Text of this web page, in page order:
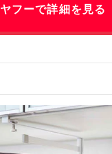
ヤフーで詳細を見る